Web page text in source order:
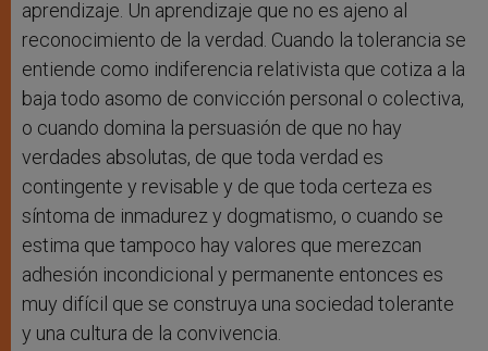
aprendizaje. Un aprendizaje que no es ajeno al
reconocimiento de la verdad. Cuando la tolerancia se
entiende como indiferencia relativista que cotiza a la
baja todo asomo de convicción personal o colectiva,
o cuando domina la persuasión de que no hay
verdades absolutas, de que toda verdad es
contingente y revisable y de que toda certeza es
síntoma de inmadurez y dogmatismo, o cuando se
estima que tampoco hay valores que merezcan
adhesión incondicional y permanente entonces es
muy difícil que se construya una sociedad tolerante
y una cultura de la convivencia.